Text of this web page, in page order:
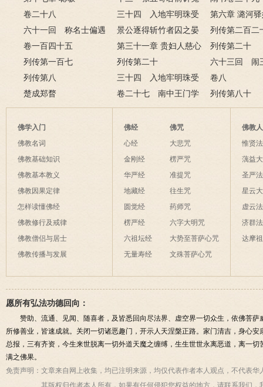
违圣旨
情 十三爷府邸赏亲兵
第四
卷二十八
三十四 入地牢明珠受
酷刑 抗权贵刘华报君
恩
第六章 潞河
戏 瞒真情巧
六十一回 称名士偏遇
大方家 探情人又见死对
头
景公逐得斩竹者囚之晏
子谏第三
列传第二百二
下
卷一百四十五
第三十一章 贵妇人慈心
悯沉沦 帝乾隆雷雨理国
政
列传第二十
淮之王韶之荀
列传第一百七 列传第二十
六十三回 闹
敢撒野 演阵
骸
列传第八
三十四 入地牢明珠受
酷刑 抗权贵刘华报君
恩
卷八
楚成郑瞀
卷二十七 南中王门学
案三
列传第八十
佛学入门
佛教名词
佛教基础知识
佛教基本教义
佛教因果定律
怎样读懂佛经
佛教修行及戒律
佛教僧侣与居士
佛教传播与发展
佛经
心经
金刚经
华严经
地藏经
圆觉经
楞严经
六祖坛经
无量寿经
佛咒
大悲咒
楞严咒
准提咒
往生咒
药师咒
六字大明咒
大势至菩萨心咒
文殊菩萨心咒
佛教
惟贤
蕅益
圣严
星云
虚云
济群
达摩
愿所有弘法功德回向：
赞助、流通、见闻、随喜者，及皆悉回向尽法界、虚空界一切众生，依佛菩
所修善业，皆速成就。关闭一切诸恶趣门，开示人天涅槃正路。家门清吉，身心
总报，三有齐资，今生来世脱离一切外道天魔之缠缚，生生世世永离恶道，离一
满之佛果。
免责声明： 文章来自网上收集，均已注明来源，均仅代表作者本人观点，不代表
其版权归作者本人所有，如果有任何侵犯您权益的地方，请联系我们，